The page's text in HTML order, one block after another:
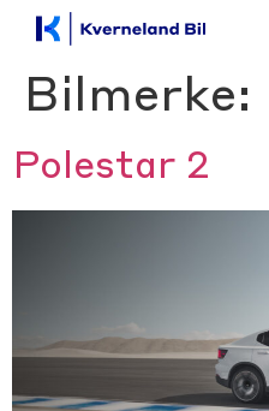
Bilmerke:
Polestar 2